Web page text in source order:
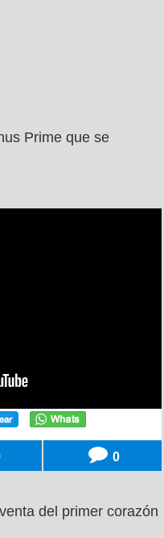
Prime que se
0
del primer corazón